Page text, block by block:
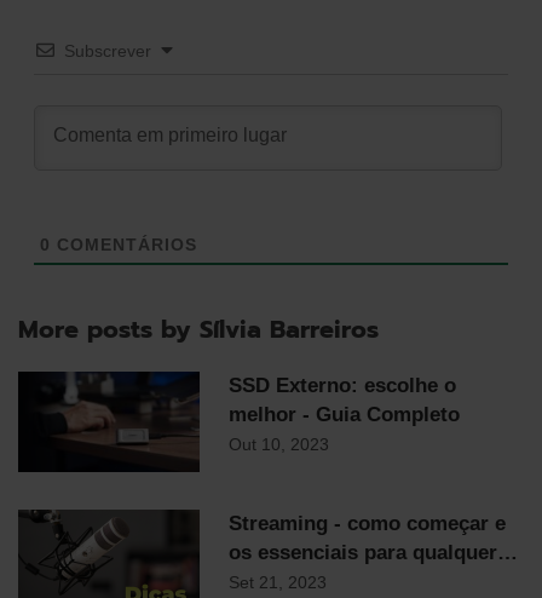
Subscrever
0 COMENTÁRIOS
More posts by Sílvia Barreiros
SSD Externo: escolhe o
melhor - Guia Completo
Out 10, 2023
Streaming - como começar e
os essenciais para qualquer
streamer
Set 21, 2023